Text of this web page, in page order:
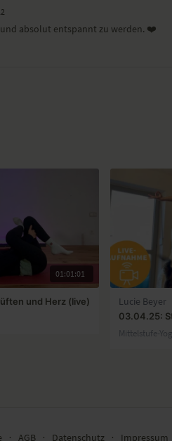
absolut entspannt zu werden. ❤️
01:01:01
und Herz (live)
Lucie Beyer
03.04.25:
Mittelstufe-
∙ AGB ∙ Datenschutz ∙ Impressum